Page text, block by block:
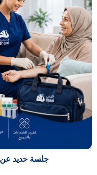
جلسة حديد عن